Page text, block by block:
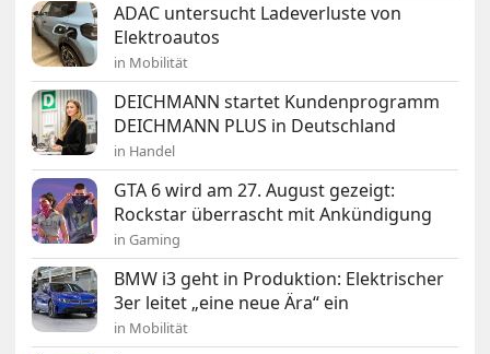
ADAC untersucht Ladeverluste von
Elektroautos
in Mobilität
DEICHMANN startet Kundenprogramm
DEICHMANN PLUS in Deutschland
in Handel
GTA 6 wird am 27. August gezeigt:
Rockstar überrascht mit Ankündigung
in Gaming
BMW i3 geht in Produktion: Elektrischer
3er leitet „eine neue Ära“ ein
in Mobilität